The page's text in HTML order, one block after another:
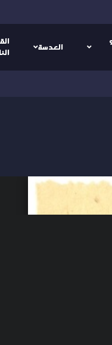
العدسة